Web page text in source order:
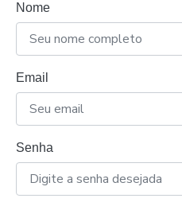
Nome
Email
Senha